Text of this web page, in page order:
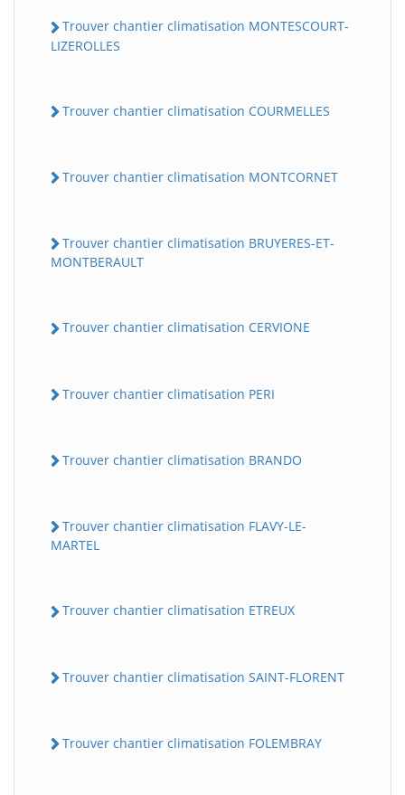
Trouver chantier climatisation MONTESCOURT-
LIZEROLLES
Trouver chantier climatisation COURMELLES
Trouver chantier climatisation MONTCORNET
Trouver chantier climatisation BRUYERES-ET-
MONTBERAULT
Trouver chantier climatisation CERVIONE
Trouver chantier climatisation PERI
Trouver chantier climatisation BRANDO
Trouver chantier climatisation FLAVY-LE-
MARTEL
Trouver chantier climatisation ETREUX
Trouver chantier climatisation SAINT-FLORENT
Trouver chantier climatisation FOLEMBRAY